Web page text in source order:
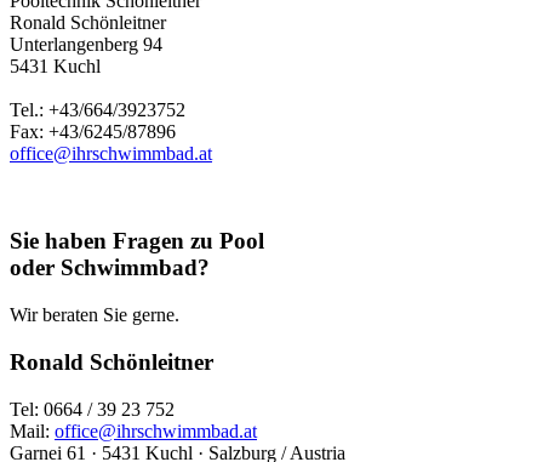
Ronald Schönleitner
Unterlangenberg 94
5431 Kuchl
Tel.: +43/664/3923752
Fax: +43/6245/87896
office@ihrschwimmbad.at
Sie haben Fragen zu Pool
oder Schwimmbad?
Wir beraten Sie gerne.
Ronald Schönleitner
Tel: 0664 / 39 23 752
Mail: office@ihrschwimmbad.at
Garnei 61 · 5431 Kuchl · Salzburg / Austria